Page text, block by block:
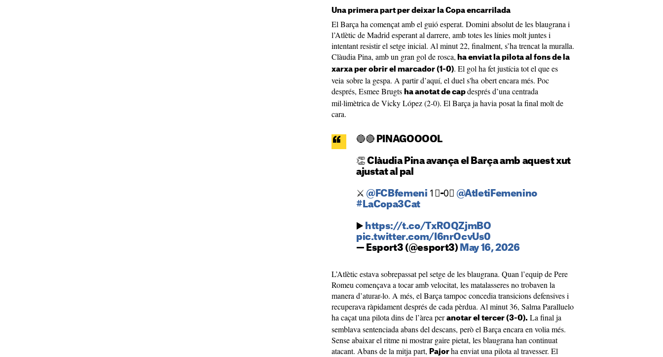
Una primera part per deixar la Copa encarrilada
El Barça ha començat amb el guió esperat. Domini absolut de les blaugrana i
l’Atlètic de Madrid esperant al darrere, amb totes les línies molt juntes i
intentant resistir el setge inicial. Al minut 22, finalment, s’ha trencat la muralla.
Clàudia Pina, amb un gran gol de rosca, ha enviat la pilota al fons de la
xarxa per obrir el marcador (1-0). El gol ha fet justícia tot el que es
veia sobre la gespa. A partir d’aquí, el duel s'ha obert encara més. Poc
després, Esmee Brugts ha anotat de cap després d’una centrada
mil·limètrica de Vicky López (2-0). El Barça ja havia posat la final molt de
cara.
🔵🔴 PINAGOOOOL
👏 Clàudia Pina avança el Barça amb aquest xut
ajustat al pal
⚔️ @FCBfemeni 1⃣-0⃣ @AtletiFemenino
#LaCopa3Cat
▶️ https://t.co/TxROQZjmBO
pic.twitter.com/I6nrOcvUs0
— Esport3 (@esport3) May 16, 2026
L’Atlètic estava sobrepassat pel setge de les blaugrana. Quan l’equip de Pere
Romeu començava a tocar amb velocitat, les matalasseres no trobaven la
manera d’aturar-lo. A més, el Barça tampoc concedia transicions defensives i
recuperava ràpidament després de cada pèrdua. Al minut 36, Salma Paralluelo
ha caçat una pilota dins de l’àrea per anotar el tercer (3-0). La final ja
semblava sentenciada abans del descans, però el Barça encara en volia més.
Sense abaixar el ritme ni mostrar gaire pietat, les blaugrana han continuat
atacant. Abans de la mitja part, Pajor ha enviat una pilota al travesser. El